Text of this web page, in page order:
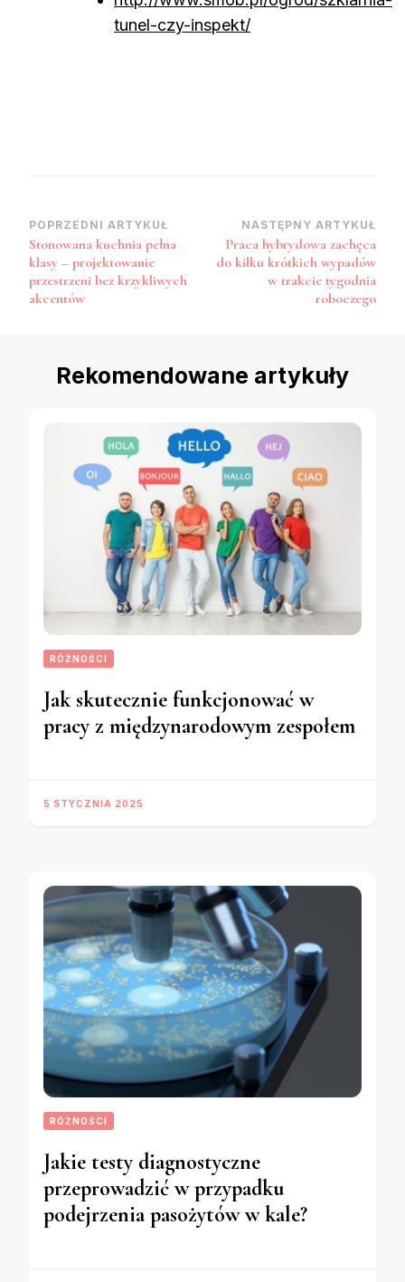
tunel-czy-inspekt/
Nawigacja
wpisu
POPRZEDNI ARTYKUŁ
Stonowana kuchnia pełna
klasy – projektowanie
przestrzeni bez krzykliwych
akcentów
NASTĘPNY ARTYKUŁ
Praca hybrydowa zachęca
do kilku krótkich wypadów
w trakcie tygodnia
roboczego
Rekomendowane artykuły
RÓŻNOŚCI
Jak skutecznie funkcjonować w
pracy z międzynarodowym zespołem
5 STYCZNIA 2025
RÓŻNOŚCI
Jakie testy diagnostyczne
przeprowadzić w przypadku
podejrzenia pasożytów w kale?